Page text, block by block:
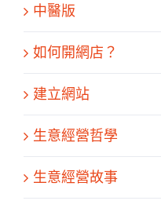
中醫版
如何開網店？
建立網站
生意經營哲學
生意經營故事